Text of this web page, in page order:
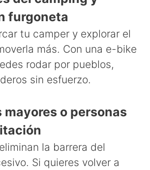
furgoneta
tu camper y explorar el
más. Con una e-bike
rodar por pueblos,
sin esfuerzo.
mayores o personas
la barrera del
Si quieres volver a